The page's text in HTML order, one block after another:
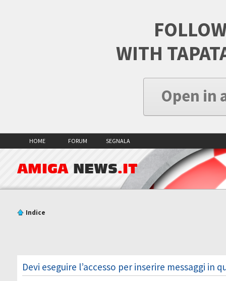
WITH
Open in
HOME FORUM SEGNALA
AMIGA NEWS.IT
Indice
Devi eseguire l’accesso per inserire messaggi in